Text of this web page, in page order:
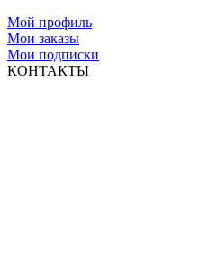
Мой профиль
Мои заказы
Мои подписки
КОНТАКТЫ